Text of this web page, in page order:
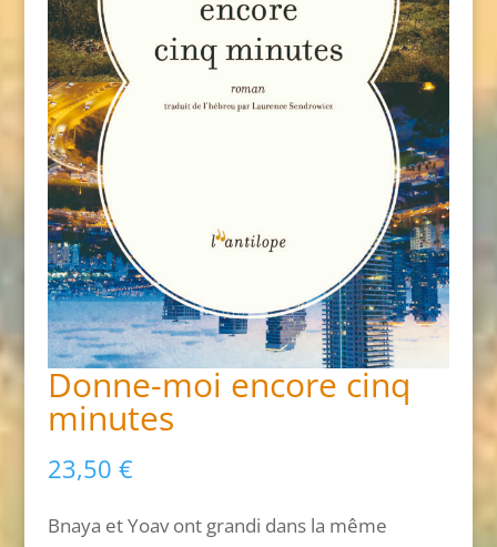
Donne-moi encore cinq
minutes
23,50 €
Bnaya et Yoav ont grandi dans la même